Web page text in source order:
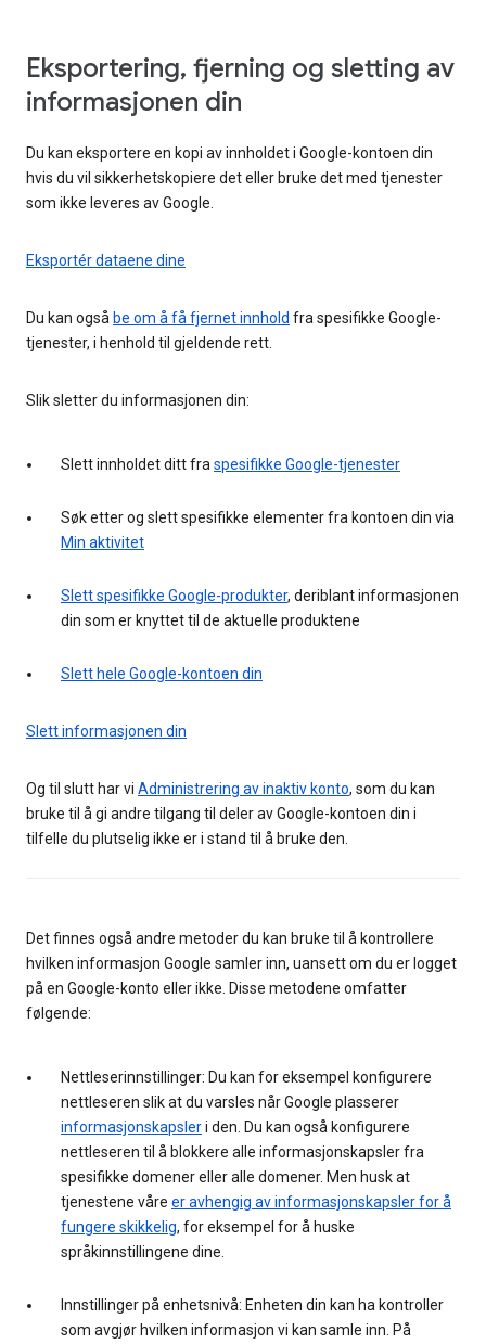
Eksportering, fjerning og sletting av
informasjonen din
Du kan eksportere en kopi av innholdet i Google-kontoen din
hvis du vil sikkerhetskopiere det eller bruke det med tjenester
som ikke leveres av Google.
Eksportér dataene dine
Du kan også be om å få fjernet innhold fra spesifikke Google-
tjenester, i henhold til gjeldende rett.
Slik sletter du informasjonen din:
Slett innholdet ditt fra spesifikke Google-tjenester
Søk etter og slett spesifikke elementer fra kontoen din via
Min aktivitet
Slett spesifikke Google-produkter, deriblant informasjonen
din som er knyttet til de aktuelle produktene
Slett hele Google-kontoen din
Slett informasjonen din
Og til slutt har vi Administrering av inaktiv konto, som du kan
bruke til å gi andre tilgang til deler av Google-kontoen din i
tilfelle du plutselig ikke er i stand til å bruke den.
Det finnes også andre metoder du kan bruke til å kontrollere
hvilken informasjon Google samler inn, uansett om du er logget
på en Google-konto eller ikke. Disse metodene omfatter
følgende:
Nettleserinnstillinger: Du kan for eksempel konfigurere
nettleseren slik at du varsles når Google plasserer
informasjonskapsleri den. Du kan også konfigurere
nettleseren til å blokkere alle informasjonskapsler fra
spesifikke domener eller alle domener. Men husk at
tjenestene våre er avhengig av informasjonskapsler for å
fungere skikkelig, for eksempel for å huske
språkinnstillingene dine.
Innstillinger på enhetsnivå: Enheten din kan ha kontroller
som avgjør hvilken informasjon vi kan samle inn. På